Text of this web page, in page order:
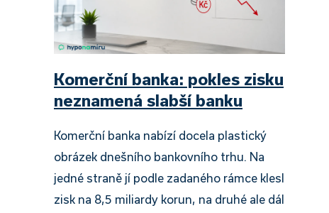
Komerční banka: pokles zisku
neznamená slabší banku
Komerční banka nabízí docela plastický
obrázek dnešního bankovního trhu. Na
jedné straně jí podle zadaného rámce klesl
zisk na 8,5 miliardy korun, na druhé ale dál